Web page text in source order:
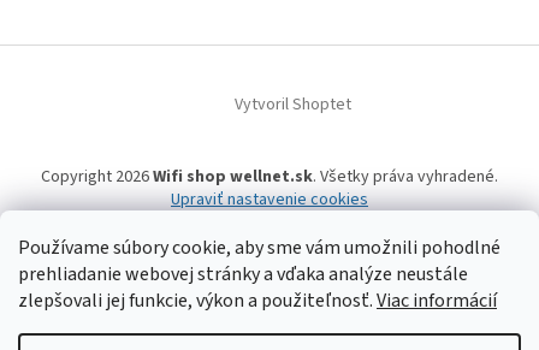
Používame súbory cookie, aby sme vám umožnili pohodlné
prehliadanie webovej stránky a vďaka analýze neustále
zlepšovali jej funkcie, výkon a použiteľnosť.Viac informácií
Vytvoril Shoptet
Copyright 2026Wifi shop wellnet.sk. Všetky práva vyhradené.
Upraviť nastavenie cookies
Wifi shop wellnet.sk prevádzkuje spoločnosť WELLNET, s.r.o.,IČO: 36484610,
OR OS: Prešov odd. Sro 14019/P, IČ DPH: SK2020015206 | Tel:+421 905 269 141
| WhatsApp, Signal, Telegram: +421 905 269 141 | Informácie o produktoch a
a ich dostupnosti, tu uvádzané, pochádzajú od tretích strán, mohli